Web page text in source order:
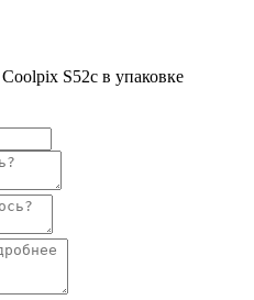
S52c в упаковке